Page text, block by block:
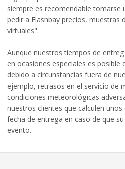
siempre es recomendable tomarse
pedir a Flashbay precios, muestras
virtuales".
Aunque nuestros tiempos de
en ocasiones especiales es posible
debido a circunstancias fuera de
ejemplo, retrasos en el servicio de
condiciones meteorológicas
nuestros clientes que calculen
fecha de entrega en caso de que
evento.